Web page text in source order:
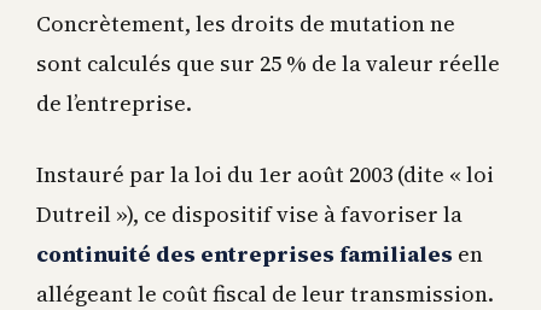
Concrètement, les droits de mutation ne
sont calculés que sur 25 % de la valeur réelle
de l’entreprise.
Instauré par la loi du 1er août 2003 (dite « loi
Dutreil »), ce dispositif vise à favoriser la
continuité des entreprises familiales en
allégeant le coût fiscal de leur transmission.